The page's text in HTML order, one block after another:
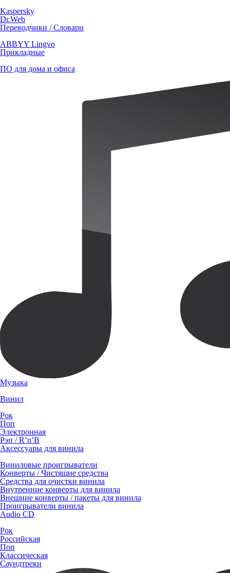
Kaspersky
Dr.Web
Переводчики / Словари
ABBYY Lingvo
Прикладные
ПО для дома и офиса
Музыка
Винил
Рок
Поп
Электронная
Рэп / R’n’B
Аксессуары для винила
Виниловые проигрыватели
Конверты / Чистящие средства
Средства для очистки винила
Внутренние конверты для винила
Внешние конверты / пакеты для винила
Проигрыватели винила
Audio CD
Рок
Российская
Поп
Классическая
Саундтреки